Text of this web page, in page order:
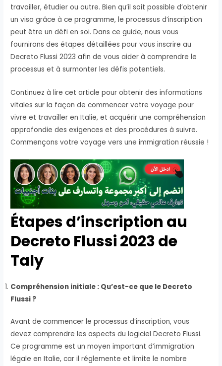
travailler, étudier ou autre. Bien qu’il soit possible d’obtenir
un visa grâce à ce programme, le processus d’inscription
peut être un défi en soi. Dans ce guide, nous vous
fournirons des étapes détaillées pour vous inscrire au
Decreto Flussi 2023 afin de vous aider à comprendre le
processus et à surmonter les défis potentiels.
Continuez à lire cet article pour obtenir des informations
vitales sur la façon de commencer votre voyage pour
vivre et travailler en Italie, et acquérir une compréhension
approfondie des exigences et des procédures à suivre.
Commençons votre voyage vers une immigration réussie !
Étapes d’inscription au
Decreto Flussi 2023 de
Taly
Compréhension initiale : Qu’est-ce que le Decreto
Flussi ?
Avant de commencer le processus d’inscription, vous
devez comprendre les aspects du logiciel Decreto Flussi.
Ce programme est un moyen important d’immigration
légale en Italie, car il réglemente et limite le nombre